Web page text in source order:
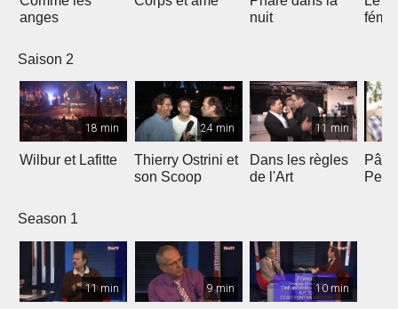
anges
nuit
Saison 2
18 min
Wilbur et Lafitte
24 min
Thierry Ostrini et
son Scoop
11 min
Dans les règles
de l'Art
Season 1
11 min 9 min 10 min